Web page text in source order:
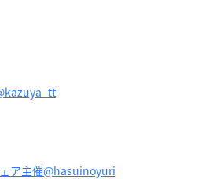
ア主催@hasuinoyuri